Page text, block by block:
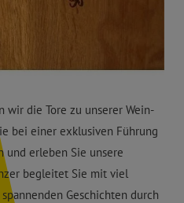
wir die Tore zu unserer Wein-
bei einer exklusiven Führung
und erleben Sie unsere
begleitet Sie mit viel
Geschichten durch